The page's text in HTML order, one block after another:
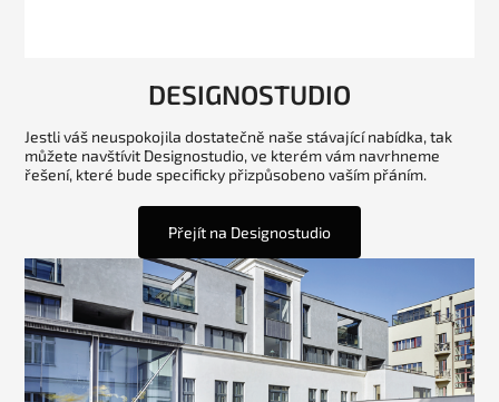
DESIGNOSTUDIO
Jestli váš neuspokojila dostatečně naše stávající nabídka, tak
můžete navštívit Designostudio, ve kterém vám navrhneme
řešení, které bude specificky přizpůsobeno vaším přáním.
Přejít na Designostudio